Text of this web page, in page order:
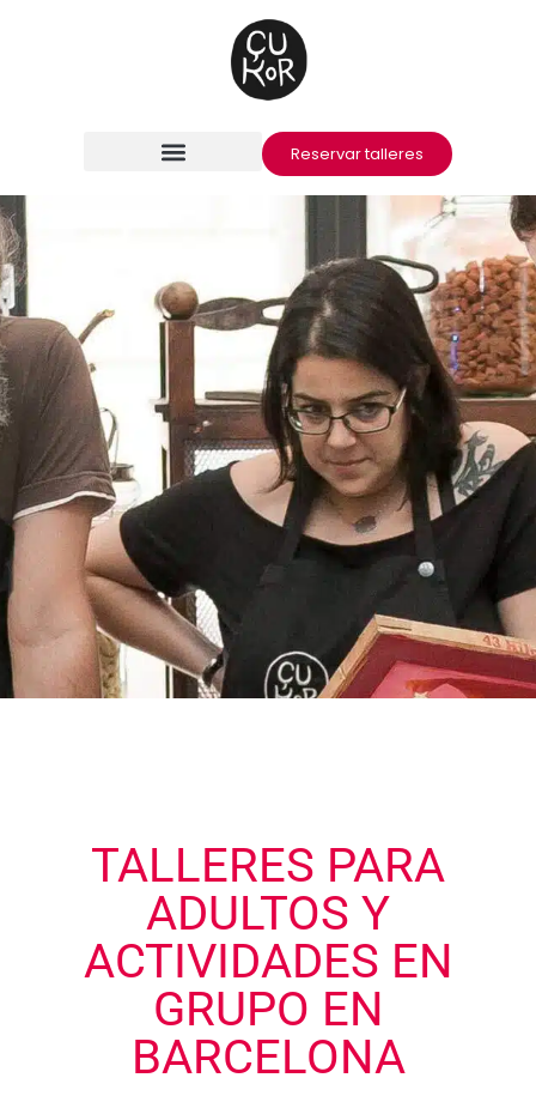
Reservar talleres
TALLERES PARA
ADULTOS Y
ACTIVIDADES EN
GRUPO EN
BARCELONA